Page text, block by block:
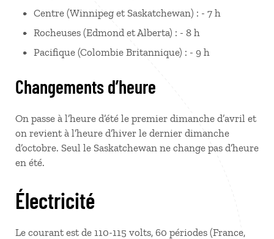
Centre (Winnipeg et Saskatchewan) : - 7 h
Rocheuses (Edmond et Alberta) : - 8 h
Pacifique (Colombie Britannique) : - 9 h
Changements d’heure
On passe à l’heure d’été le premier dimanche d’avril et
on revient à l’heure d’hiver le dernier dimanche
d’octobre. Seul le Saskatchewan ne change pas d’heure
en été.
Électricité
Le courant est de 110-115 volts, 60 périodes (France,